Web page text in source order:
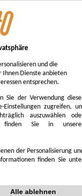
und die
Ihnen Dienste anbieten
entsprechen.
Sie der Verwendung
zugreifen,
auszuwählen
finden Sie in
der Personalisierung
finden Sie
Alle ablehnen